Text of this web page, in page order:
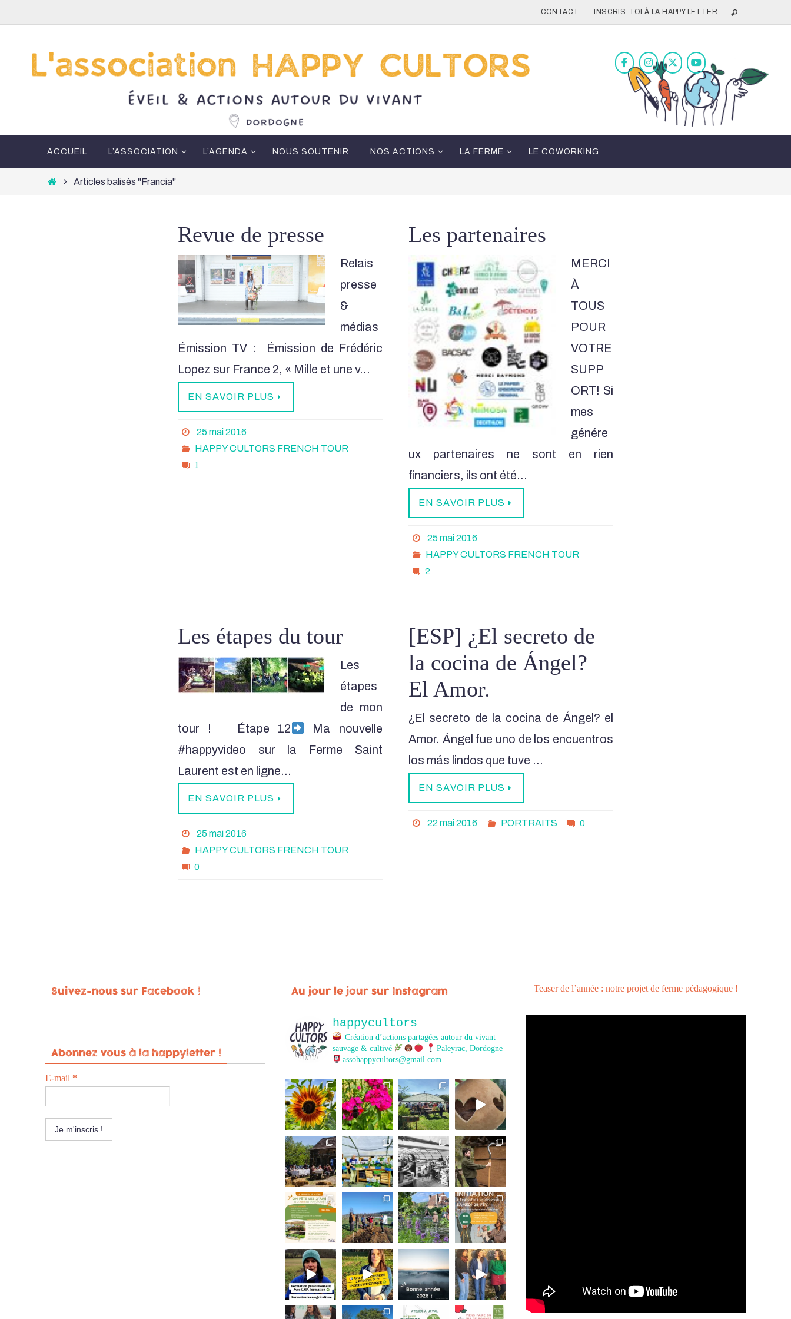
contenu
CONTACT INSCRIS-TOI À LA HAPPY LETTER
ACCUEIL L’ASSOCIATION L’AGENDA NOUS SOUTENIR NOS ACTIONS LA FERME LE COWORKING
HomeArticles balisés "Francia"
Revue de presse
Relais
presse
&
médias
Émission TV : Émission de Frédéric
Lopez sur France 2, « Mille et une v…
EN SAVOIR PLUS
25 mai 2016
HAPPY CULTORS FRENCH TOUR
1
Les partenaires
MERCI
À
TOUS
POUR
VOTRE
SUPP
ORT! Si
mes
génére
ux partenaires ne sont en rien
financiers, ils ont été…
EN SAVOIR PLUS
25 mai 2016
HAPPY CULTORS FRENCH TOUR
2
Les étapes du tour
Les
étapes
de mon
tour ! Étape 12
Ma nouvelle
#happyvideo sur la Ferme Saint
Laurent est en ligne…
EN SAVOIR PLUS
25 mai 2016
HAPPY CULTORS FRENCH TOUR
0
[ESP] ¿El secreto de
la cocina de Ángel?
El Amor.
¿El secreto de la cocina de Ángel? el
Amor. Ángel fue uno de los encuentros
los más lindos que tuve …
EN SAVOIR PLUS
22 mai 2016 PORTRAITS 0
Suivez-nous sur Facebook !
Abonnez vous à la happyletter !
E-mail *
Au jour le jour sur Instagram
happycultors
Création d’actions partagées autour du vivant
sauvage & cultivé
Paleyrac, Dordogne
assohappycultors@gmail.com
Teaser de l’année : notre projet de ferme pédagogique !